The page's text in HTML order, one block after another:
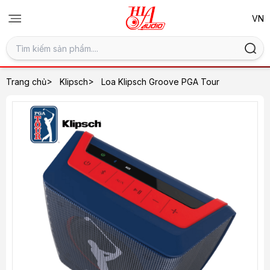
Trang chủ> Klipsch> Loa Klipsch Groove PGA Tour